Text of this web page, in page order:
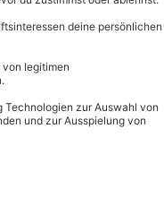
Maximale Sicherheit